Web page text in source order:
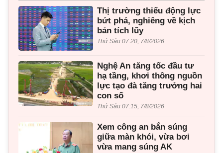
Thị trường thiếu động lực
bứt phá, nghiêng về kịch
bản tích lũy
Thứ Sáu 07:20, 7/8/2026
Nghệ An tăng tốc đầu tư
hạ tầng, khơi thông nguồn
lực tạo đà tăng trưởng hai
con số
Thứ Sáu 07:15, 7/8/2026
Xem công an bắn súng
giữa màn khói, vừa bơi
vừa mang súng AK